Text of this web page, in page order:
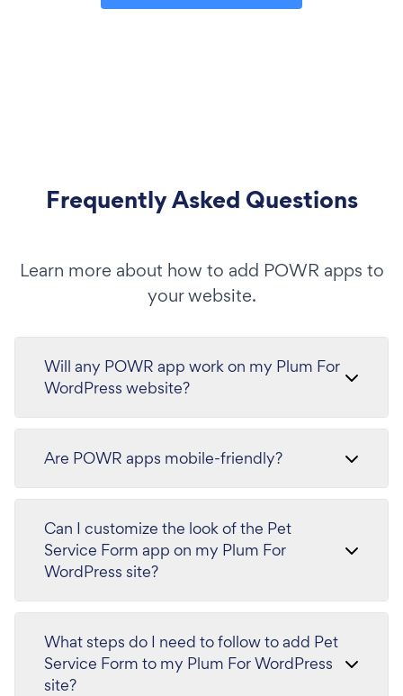
Frequently Asked Questions
Learn more about how to add POWR apps to
your website.
Will any POWR app work on my Plum For
WordPress website?
Are POWR apps mobile-friendly?
Can I customize the look of the Pet
Service Form app on my Plum For
WordPress site?
What steps do I need to follow to add Pet
Service Form to my Plum For WordPress
site?